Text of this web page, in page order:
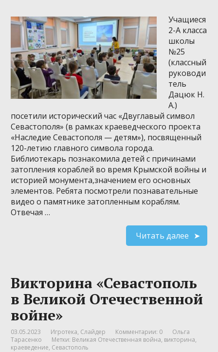
Учащиеся
2-А класса
школы
№25
(классный
руководи
тель
Дацюк Н.
А.)
посетили исторический час «Двуглавый символ
Севастополя» (в рамках краеведческого проекта
«Наследие Севастополя — детям»), посвященный
120-летию главного символа города.
Библиотекарь познакомила детей с причинами
затопления кораблей во время Крымской войны и
историей монумента,значением его основных
элементов. Ребята посмотрели познавательные
видео о памятнике затопленным кораблям.
Отвечая …
Читать далее
Викторина «Севастополь
в Великой Отечественной
войне»
03.05.2023 Игротека, Слайдер Комментарии: 0
Ольга
Тарасенко
Метки: Великая Отечественная война, викторина,
краеведение, Севастополь